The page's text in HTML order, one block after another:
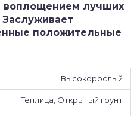
воплощением лучших
положительные
Высокорослый
Теплица, Открытый грунт